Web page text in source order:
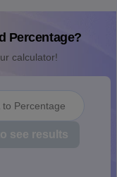
Percentage?
calculator!
to Percentage
see results